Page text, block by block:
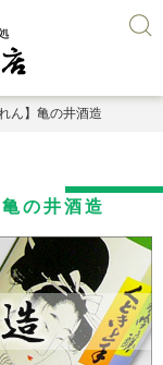
ん】亀の井酒造
の井酒造